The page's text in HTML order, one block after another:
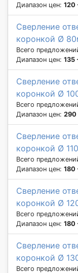
Диапазон цен: 120
Сверление
коронкой Ø
Всего
Диапазон цен: 135
Сверление
коронкой Ø
Всего
Диапазон цен: 290
Сверление
коронкой Ø
Всего
Диапазон цен: 180
Сверление
коронкой Ø
Всего
Диапазон цен: 180
Сверление
коронкой Ø
Всего